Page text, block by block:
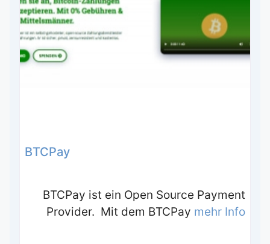
BTCPay
BTCPay ist ein Open Source Payment
Provider. Mit dem BTCPay mehr Info